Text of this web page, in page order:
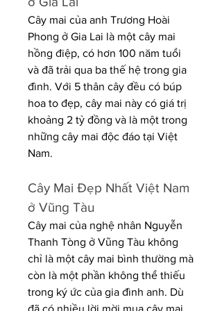
Cây mai của anh Trương Hoài
Phong ở Gia Lai là một cây mai
hồng điệp, có hơn 100 năm tuổi
và đã trải qua ba thế hệ trong gia
đình. Với 5 thân cây đều có búp
hoa to đẹp, cây mai này có giá trị
khoảng 2 tỷ đồng và là một trong
những cây mai độc đáo tại Việt
Nam.
Cây Mai Đẹp Nhất Việt Nam
ở Vũng Tàu
Cây mai của nghệ nhân Nguyễn
Thanh Tòng ở Vũng Tàu không
chỉ là một cây mai bình thường mà
còn là một phần không thể thiếu
trong ký ức của gia đình anh. Dù
đã có nhiều lời mời mua cây mai